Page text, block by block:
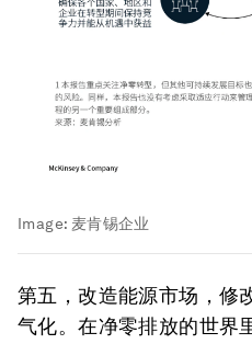
Image: 麦肯锡企业
第五，改造能源市场，修
气化。在净零排放的世界